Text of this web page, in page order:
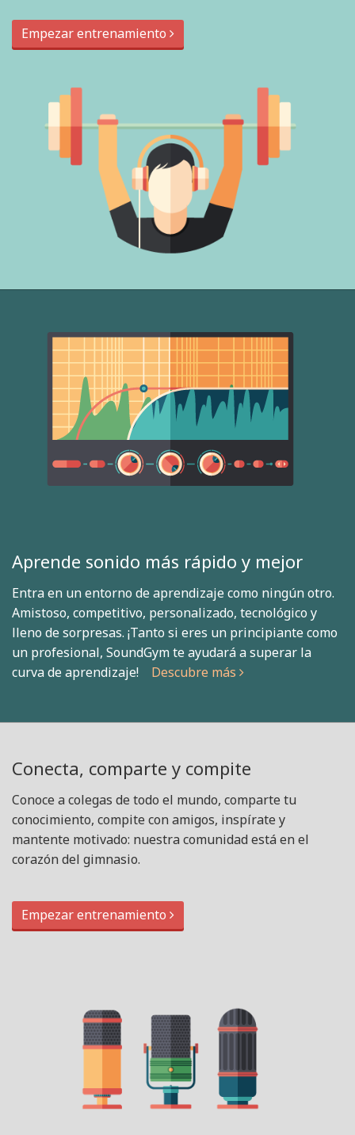
Empezar entrenamiento
Aprende sonido más rápido y mejor
Entra en un entorno de aprendizaje como ningún otro.
Amistoso, competitivo, personalizado, tecnológico y
lleno de sorpresas. ¡Tanto si eres un principiante como
un profesional, SoundGym te ayudará a superar la
curva de aprendizaje! Descubre más
Conecta, comparte y compite
Conoce a colegas de todo el mundo, comparte tu
conocimiento, compite con amigos, inspírate y
mantente motivado: nuestra comunidad está en el
corazón del gimnasio.
Empezar entrenamiento